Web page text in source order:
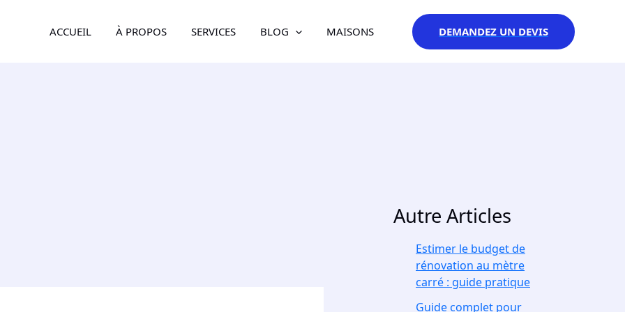
ACCUEIL À PROPOS SERVICES BLOG MAISONS DEMANDEZ UN DEVIS
Autre Articles
Estimer le budget de
rénovation au mètre
carré : guide pratique
Guide complet pour